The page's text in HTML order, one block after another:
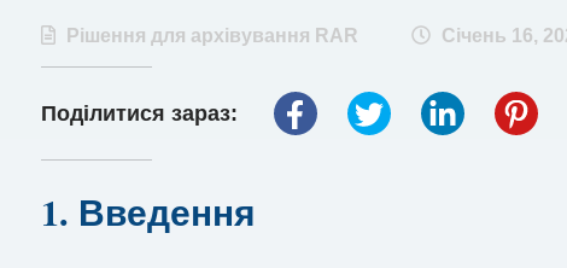
Рішення для архівування RAR Січень 16,
Поділитися зараз:
1. Введення